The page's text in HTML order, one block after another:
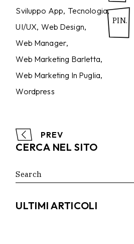
Sviluppo App Tecnologia
UI/UX Web Design
Web Manager
Web Marketing Barletta
Web Marketing In Puglia
Wordpress
PIN.
PREV
CERCA NEL SITO
Search
for:
ULTIMI ARTICOLI